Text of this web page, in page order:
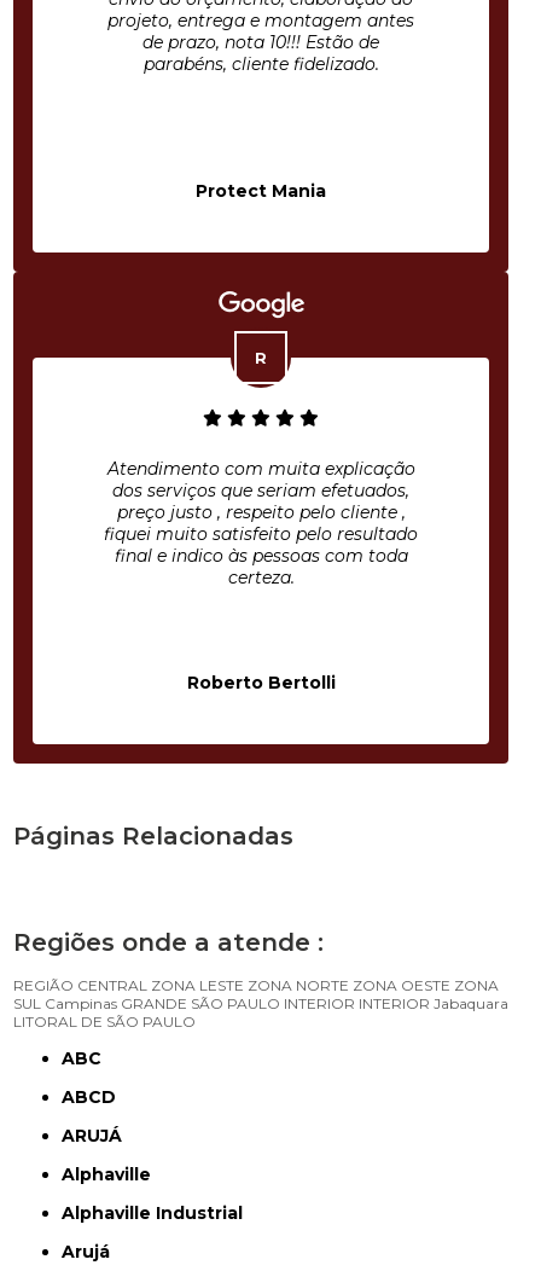
projeto, entrega e montagem antes
de prazo, nota 10!!! Estão de
parabéns, cliente fidelizado.
Protect Mania
Atendimento com muita explicação
dos serviços que seriam efetuados,
preço justo , respeito pelo cliente ,
fiquei muito satisfeito pelo resultado
final e indico às pessoas com toda
certeza.
Roberto Bertolli
Páginas Relacionadas
Regiões onde a atende :
REGIÃO CENTRAL ZONA LESTE ZONA NORTE ZONA OESTE ZONA
SUL Campinas GRANDE SÃO PAULO INTERIOR INTERIOR Jabaquara
LITORAL DE SÃO PAULO
ABC
ABCD
ARUJÁ
Alphaville
Alphaville Industrial
Arujá